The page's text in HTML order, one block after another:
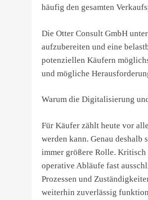
häufig den gesamten
Die Otter Consult GmbH
aufzubereiten und eine
potenziellen Käufern
und mögliche
Warum die Digitalisierung
Für Käufer zählt heute vor
werden kann. Genau
immer größere Rolle.
operative Abläufe fast
Prozessen und
weiterhin zuverlässig